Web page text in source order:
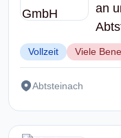
an
Vollzeit Viele
Abtsteinach